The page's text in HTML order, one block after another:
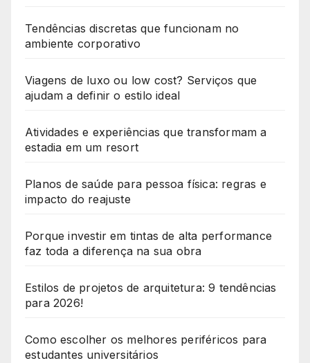
Tendências discretas que funcionam no
ambiente corporativo
Viagens de luxo ou low cost? Serviços que
ajudam a definir o estilo ideal
Atividades e experiências que transformam a
estadia em um resort
Planos de saúde para pessoa física: regras e
impacto do reajuste
Porque investir em tintas de alta performance
faz toda a diferença na sua obra
Estilos de projetos de arquitetura: 9 tendências
para 2026!
Como escolher os melhores periféricos para
estudantes universitários